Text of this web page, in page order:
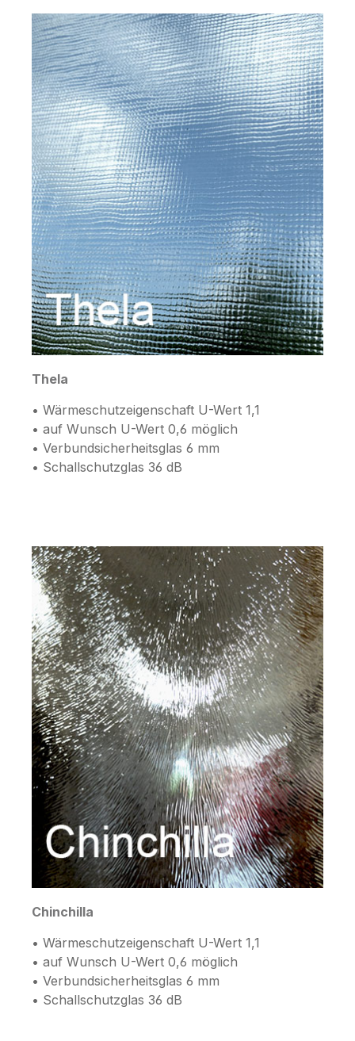
Thela
• Wärmeschutzeigenschaft U-Wert 1,1
• auf Wunsch U-Wert 0,6 möglich
• Verbundsicherheitsglas 6 mm
• Schallschutzglas 36 dB
Chinchilla
• Wärmeschutzeigenschaft U-Wert 1,1
• auf Wunsch U-Wert 0,6 möglich
• Verbundsicherheitsglas 6 mm
• Schallschutzglas 36 dB